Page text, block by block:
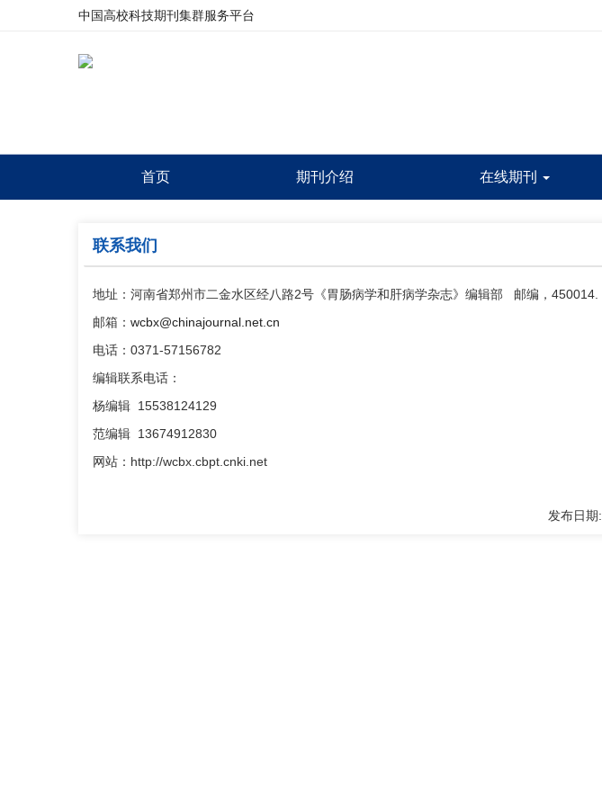
中国高校科技期刊集群服务平台
首页 期刊介绍 在线期刊
联系我们
地址：河南省郑州市二金水区经八路2号《胃肠病学和肝病学杂志》编辑部 邮编，450014.
邮箱： wcbx@chinajournal.net.cn
电话：0371-57156782
编辑联系电话：
杨编辑 15538124129
范编辑 13674912830
网站：http://wcbx.cbpt.cnki.net
发布日期: